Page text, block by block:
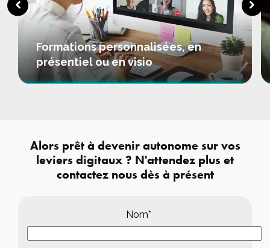
Formations personnalisées, en
présentiel ou en visio
Alors prêt à devenir autonome sur vos
leviers digitaux ? N'attendez plus et
contactez nous dès à présent
Nom*